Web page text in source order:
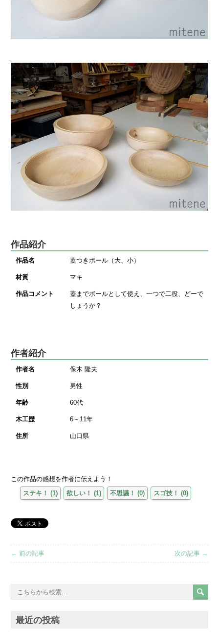
作品紹介
作品名 蓋つきボール（大、小）
材質 マキ
作品コメント
蓋までボールとして使え、一つで二役、どーで
しょうか？
作者紹介
作者名 保木 隆夫
性別 男性
年齢 60代
木工歴 6～11年
住所 山口県
この作品の感想を作者に伝えよう！
ステキ！
(1) 欲しい！ (1) 不思議！ (0) スゴ技！ (0)
← 前の記事 次の記事 →
最近の投稿